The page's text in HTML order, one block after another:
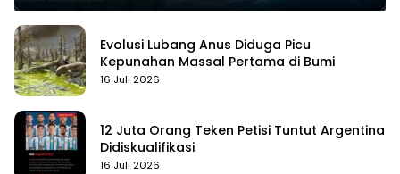
Evolusi Lubang Anus Diduga Picu
Kepunahan Massal Pertama di Bumi
16 Juli 2026
12 Juta Orang Teken Petisi Tuntut Argentina
Didiskualifikasi
16 Juli 2026